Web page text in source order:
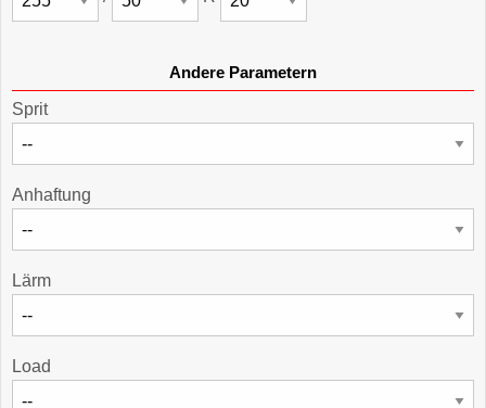
Andere Parametern
Sprit
Anhaftung
Lärm
Load